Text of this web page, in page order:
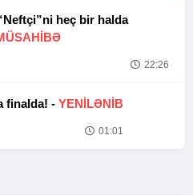
heç bir halda
22:26
finalda! - YENİLƏNİB
01:01